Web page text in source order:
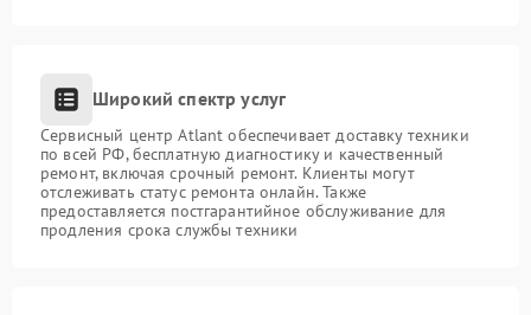
Широкий спектр услуг
Сервисный центр Atlant обеспечивает доставку техники
по всей РФ, бесплатную диагностику и качественный
ремонт, включая срочный ремонт. Клиенты могут
отслеживать статус ремонта онлайн. Также
предоставляется постгарантийное обслуживание для
продления срока службы техники